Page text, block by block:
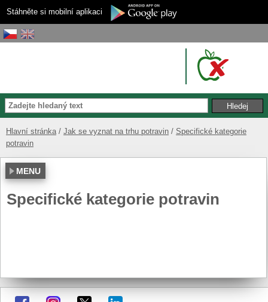
Stáhněte si mobilní aplikaci
Hlavní stránka Jak se vyznat na trhu potravin
Specifické kategorie
potravin
MENU
Specifické kategorie potravin